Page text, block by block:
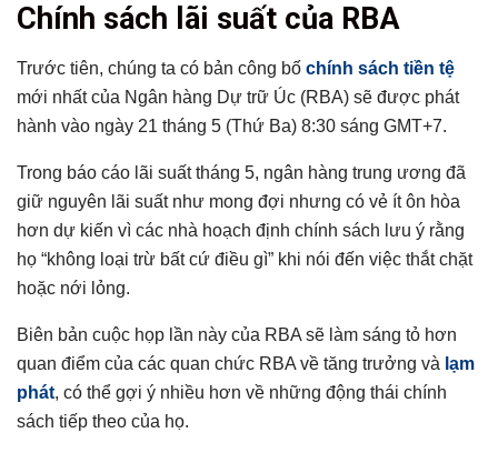
Số liệu CPI của Canada
Chính sách tiền tệ của RBNZ
Báo cáo lạm phát ở Anh
Biên bản cuộc họp FOMC
Chỉ số PMI toàn cầu
Có thể bạn chưa biết
Chính sách lãi suất của RBA
Trước tiên, chúng ta có bản công bố chính sách tiền tệ
mới nhất của Ngân hàng Dự trữ Úc (RBA) sẽ được phát
hành vào ngày 21 tháng 5 (Thứ Ba) 8:30 sáng GMT+7.
Trong báo cáo lãi suất tháng 5, ngân hàng trung ương đã
giữ nguyên lãi suất như mong đợi nhưng có vẻ ít ôn hòa
hơn dự kiến ​​vì các nhà hoạch định chính sách lưu ý rằng
họ “không loại trừ bất cứ điều gì” khi nói đến việc thắt chặt
hoặc nới lỏng.
Biên bản cuộc họp lần này của RBA sẽ làm sáng tỏ hơn
quan điểm của các quan chức RBA về tăng trưởng và lạm
phát, có thể gợi ý nhiều hơn về những động thái chính
sách tiếp theo của họ.